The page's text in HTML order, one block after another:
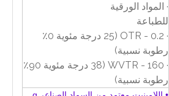
· المواد الورقية
للطباعة
· OTR - 0.2 (25 درجة مئوية 0٪
رطوبة نسبية)
· WVTR - 160 (38 درجة مئوية 90٪
رطوبة نسبية)